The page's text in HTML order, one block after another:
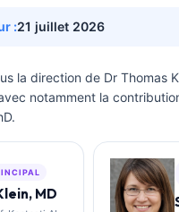
:21 juillet 2026
la direction de Dr Thomas
notamment la
MD